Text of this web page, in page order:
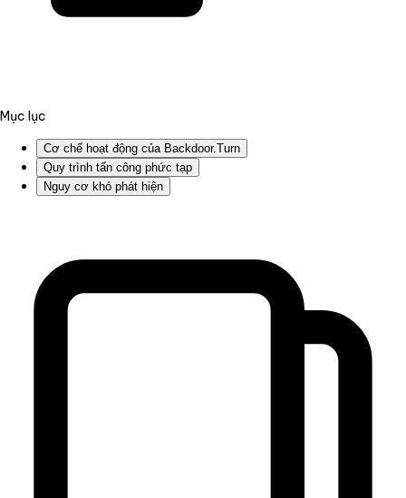
Mục lục
Cơ chế hoạt động của Backdoor.Turn
Quy trình tấn công phức tạp
Nguy cơ khó phát hiện